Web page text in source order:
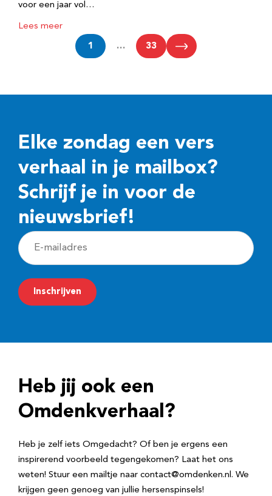
voor een jaar vol…
Lees meer
1 … 33
Elke zondag een vers
verhaal in je mailbox?
Schrijf je in voor de
nieuwsbrief!
E
-
m
a
r
e
Inschrijven
Heb jij ook een
Omdenkverhaal?
Heb je zelf iets Omgedacht? Of ben je ergens een
inspirerend voorbeeld tegengekomen? Laat het ons
weten! Stuur een mailtje naar contact@omdenken.nl. We
krijgen geen genoeg van jullie hersenspinsels!